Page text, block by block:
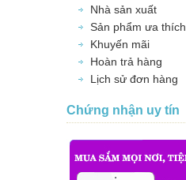
Nhà sản xuất
Sản phẩm ưa thích
Khuyến mãi
Hoàn trả hàng
Lịch sử đơn hàng
Chứng nhận uy tín